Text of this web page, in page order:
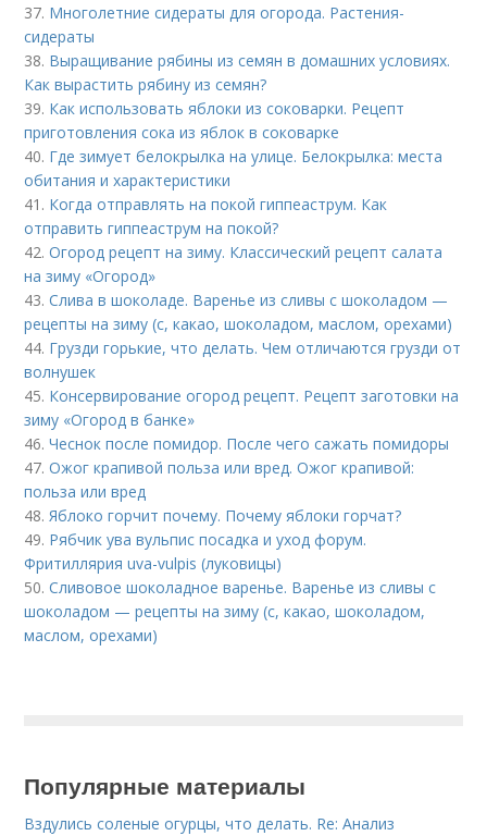
37. Многолетние сидераты для огорода. Растения-
сидераты
38. Выращивание рябины из семян в домашних условиях.
Как вырастить рябину из семян?
39. Как использовать яблоки из соковарки. Рецепт
приготовления сока из яблок в соковарке
40. Где зимует белокрылка на улице. Белокрылка: места
обитания и характеристики
41. Когда отправлять на покой гиппеаструм. Как
отправить гиппеаструм на покой?
42.Огород рецепт на зиму. Классический рецепт салата
на зиму «Огород»
43.Слива в шоколаде. Варенье из сливы с шоколадом —
рецепты на зиму (с, какао, шоколадом, маслом, орехами)
44. Грузди горькие, что делать. Чем отличаются грузди от
волнушек
45. Консервирование огород рецепт. Рецепт заготовки на
зиму «Огород в банке»
46.Чеснок после помидор. После чего сажать помидоры
47.Ожог крапивой польза или вред. Ожог крапивой:
польза или вред
48.Яблоко горчит почему. Почему яблоки горчат?
49. Рябчик ува вульпис посадка и уход форум.
Фритиллярия uva-vulpis (луковицы)
50.Сливовое шоколадное варенье. Варенье из сливы с
шоколадом — рецепты на зиму (с, какао, шоколадом,
маслом, орехами)
Популярные материалы
Вздулись соленые огурцы, что делать. Re: Анализ